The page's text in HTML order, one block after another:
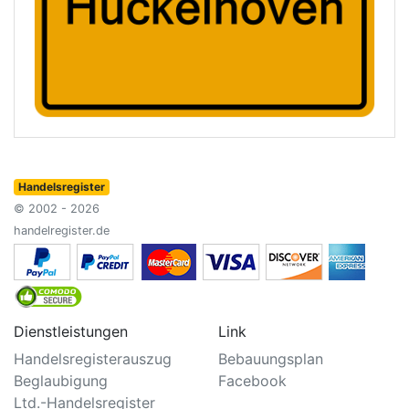
Handelsregister
© 2002 - 2026
handelregister.de
Dienstleistungen
Handelsregisterauszug
Beglaubigung
Ltd.-Handelsregister
Link
Bebauungsplan
Facebook